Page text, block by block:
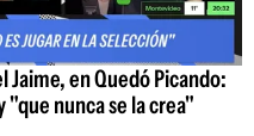
en Quedó Picando:
"que nunca se la crea"